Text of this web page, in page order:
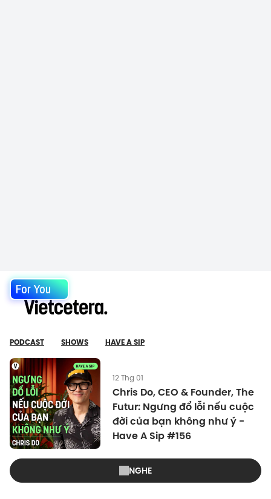
For You
PODCAST SHOWS HAVE A SIP
12 Thg 01
Chris Do, CEO & Founder, The
Futur: Ngưng đổ lỗi nếu cuộc
đời của bạn không như ý -
Have A Sip #156
NGHE